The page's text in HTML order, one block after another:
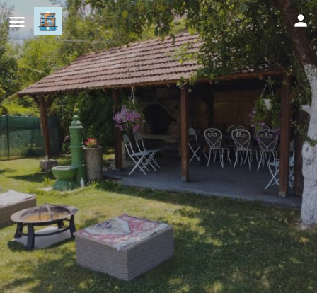
Green Oaza - Ilidža